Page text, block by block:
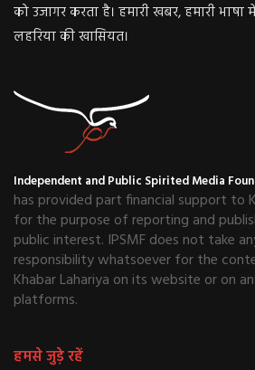
को उजागर करता है। हमारी खबर, हमारी
लहरिया की खासियत।
Independent and Public Spirited Media
has provided part financial support to
for the purpose of reporting and
public interest. IPSMF does not take
responsibility whatsoever for the
Khabar Lahariya on its website or on
platforms.
हमसे जुड़े रहें